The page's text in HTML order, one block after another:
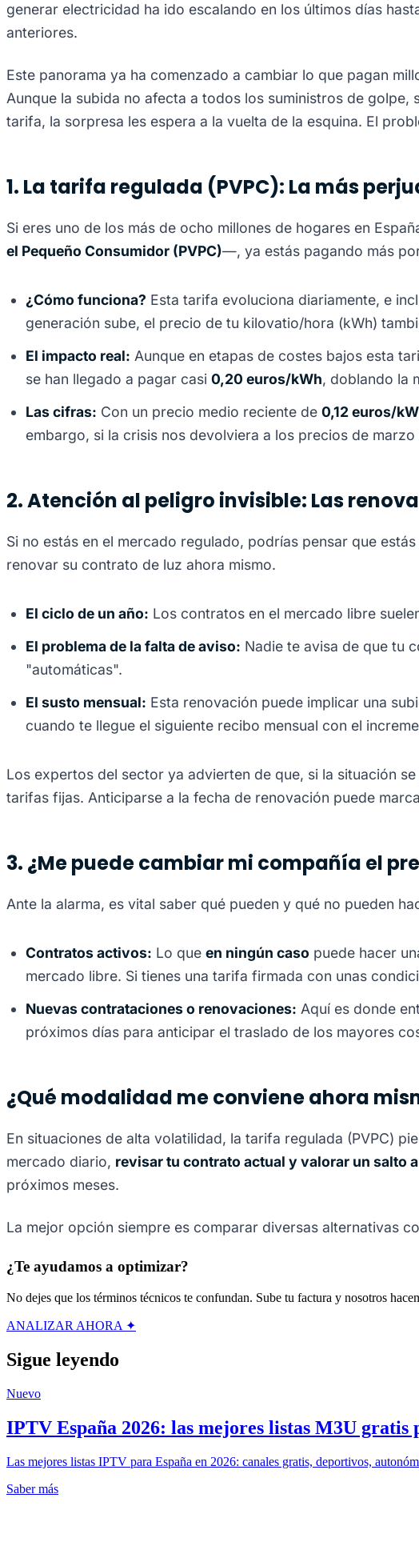
generar electricidad ha ido escalando en los últimos días
anteriores.
Este panorama ya ha comenzado a cambiar lo que pagan
Aunque la subida no afecta a todos los suministros de
tarifa, la sorpresa les espera a la vuelta de la esquina. El
1. La tarifa regulada (PVPC): La más
Si eres uno de los más de ocho millones de hogares en
el Pequeño Consumidor (PVPC)—, ya estás pagando más
¿Cómo funciona? Esta tarifa evoluciona diariamente, e
generación sube, el precio de tu kilovatio/hora (kWh)
El impacto real: Aunque en etapas de costes bajos esta
se han llegado a pagar casi 0,20 euros/kWh, doblando la
Las cifras: Con un precio medio reciente de 0,12 euros/
embargo, si la crisis nos devolviera a los precios de
2. Atención al peligro invisible: Las
Si no estás en el mercado regulado, podrías pensar que
renovar su contrato de luz ahora mismo.
El ciclo de un año: Los contratos en el mercado libre
El problema de la falta de aviso: Nadie te avisa de que tu
"automáticas".
El susto mensual: Esta renovación puede implicar una
cuando te llegue el siguiente recibo mensual con el
Los expertos del sector ya advierten de que, si la situación
tarifas fijas. Anticiparse a la fecha de renovación puede
3. ¿Me puede cambiar mi compañía el
Ante la alarma, es vital saber qué pueden y qué no pueden
Contratos activos: Lo que en ningún caso puede hacer
mercado libre. Si tienes una tarifa firmada con unas
Nuevas contrataciones o renovaciones: Aquí es donde
próximos días para anticipar el traslado de los mayores
¿Qué modalidad me conviene ahora
En situaciones de alta volatilidad, la tarifa regulada (PVPC)
mercado diario, revisar tu contrato actual y valorar un salto
próximos meses.
La mejor opción siempre es comparar diversas alternativas
¿Te ayudamos a optimizar?
No dejes que los términos técnicos te confundan. Sube tu factura y nosotros
ANALIZAR AHORA ✦
Sigue leyendo
Nuevo
IPTV España 2026: las mejores listas M3U gratis
Las mejores listas IPTV para España en 2026: canales gratis, deportivos,
Saber más